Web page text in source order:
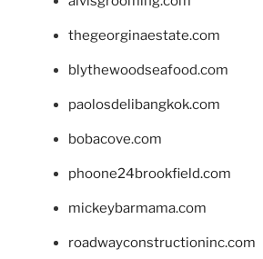
thegeorginaestate.com
blythewoodseafood.com
paolosdelibangkok.com
bobacove.com
phoone24brookfield.com
mickeybarmama.com
roadwayconstructioninc.com